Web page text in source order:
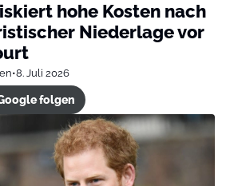
hohe Kosten nach
Niederlage vor
•8. Juli 2026
folgen